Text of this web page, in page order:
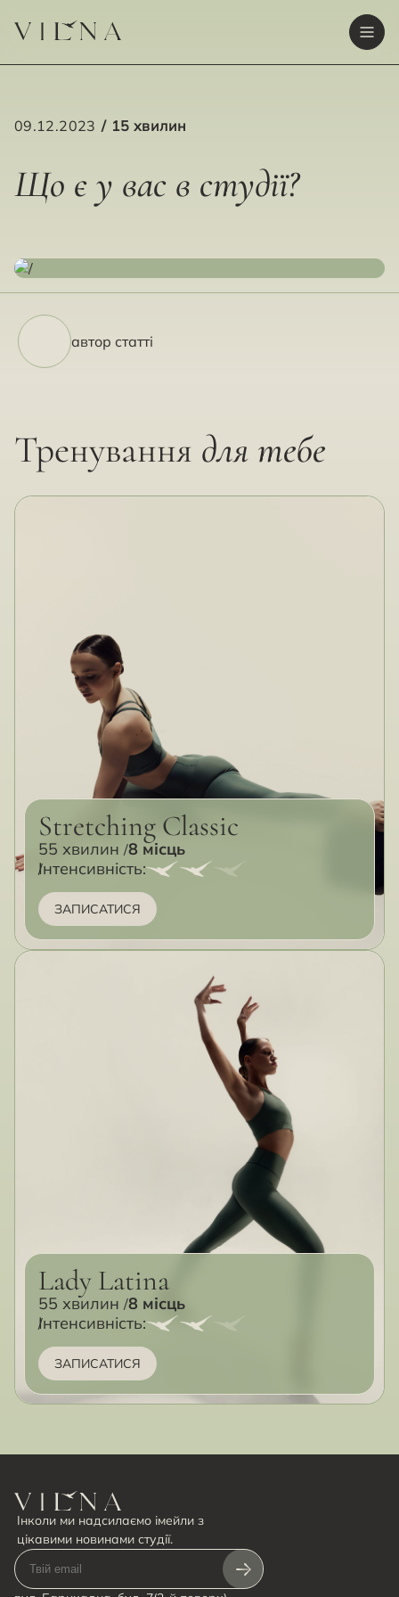
09.12.2023 15 хвилин
Що є у вас в студії?
автор статті
Тренування для тебе
Stretching Classic
55 хвилин 8 місць
Інтенсивність:
ЗАПИСАТИСЯ
Lady Latina
55 хвилин 8 місць
Інтенсивність:
ЗАПИСАТИСЯ
Інколи ми надсилаємо імейли з
цікавими новинами студії.